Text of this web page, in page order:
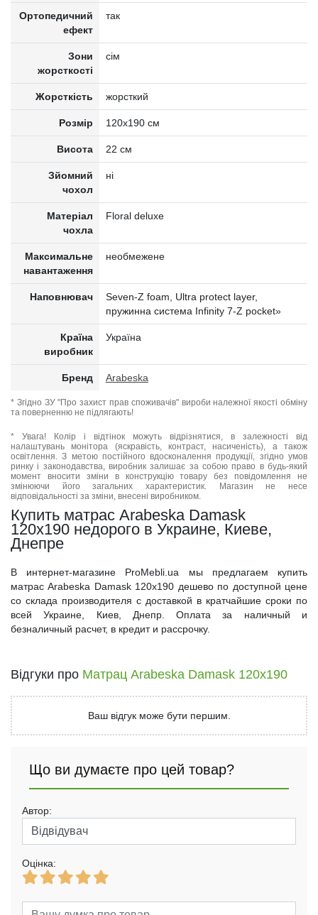
Ортопедичний
ефект
так
Зони
жорсткості
сім
Жорсткість жорсткий
Розмір 120x190 см
Висота 22 см
Зйомний
чохол
ні
Матеріал
чохла
Floral deluxe
Максимальне
навантаження
необмежене
Наповнювач
Seven-Z foam, Ultra protect layer,
пружинна система Infinity 7-Z pocket»
Країна
виробник
Україна
Бренд Arabeska
* Згідно ЗУ "Про захист прав споживачів" вироби належної якості обміну
та поверненню не підлягають!
* Увага! Колір і відтінок можуть відрізнятися, в залежності від
налаштувань монітора (яскравість, контраст, насиченість), а також
освітлення. З метою постійного вдосконалення продукції, згідно умов
ринку і законодавства, виробник залишає за собою право в будь-який
момент вносити зміни в конструкцію товару без повідомлення не
змінюючи його загальних характеристик. Магазин не несе
відповідальності за зміни, внесені виробником.
Купить матрас Arabeska Damask
120x190 недорого в Украине, Киеве,
Днепре
В интернет-магазине ProMebli.ua мы предлагаем купить
матрас Arabeska Damask 120x190 дешево по доступной цене
со склада производителя с доставкой в кратчайшие сроки по
всей Украине, Киев, Днепр. Оплата за наличный и
безналичный расчет, в кредит и рассрочку.
Відгуки про Матрац Arabeska Damask 120x190
Ваш відгук може бути першим.
Що ви думаєте про цей товар?
Автор:
Оцінка: